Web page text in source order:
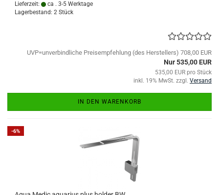
Lieferzeit:
ca . 3-5 Werktage
Lagerbestand: 2 Stück
UVP=unverbindliche Preisempfehlung (des Herstellers) 708,00 EUR
Nur 535,00 EUR
535,00 EUR pro Stück
inkl. 19% MwSt. zzgl. Versand
IN DEN WARENKORB
-6%